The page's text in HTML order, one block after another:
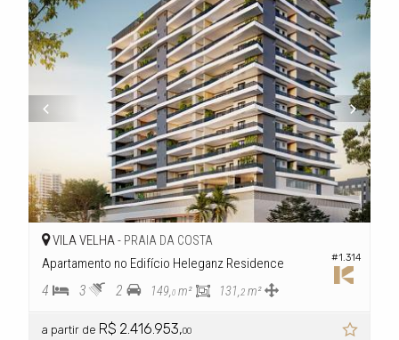
#1.314
VILA VELHA - PRAIA DA COSTA
Apartamento no Edifício Heleganz Residence
4 3 2 149,0 m² 131,2 m²
a partir de R$ 2.416.953,00